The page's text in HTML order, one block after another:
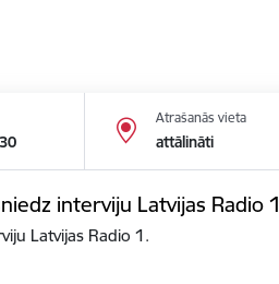
Atrašanās vieta
attālināti
interviju Latvijas Radio 1
Latvijas Radio 1.